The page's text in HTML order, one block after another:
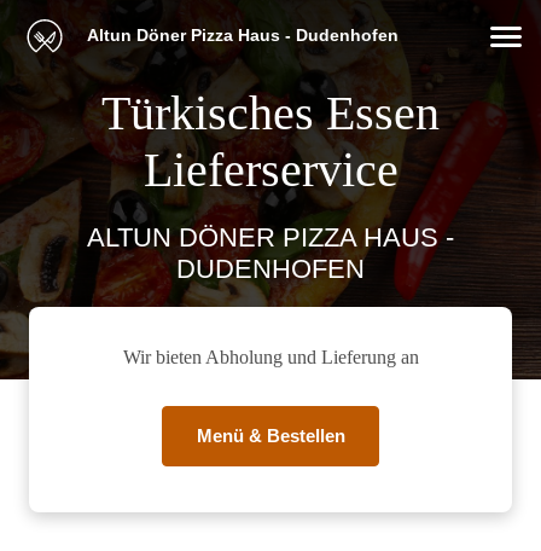
Altun Döner Pizza Haus - Dudenhofen
Türkisches Essen
Lieferservice
ALTUN DÖNER PIZZA HAUS -
DUDENHOFEN
Wir bieten Abholung und Lieferung an
Menü & Bestellen